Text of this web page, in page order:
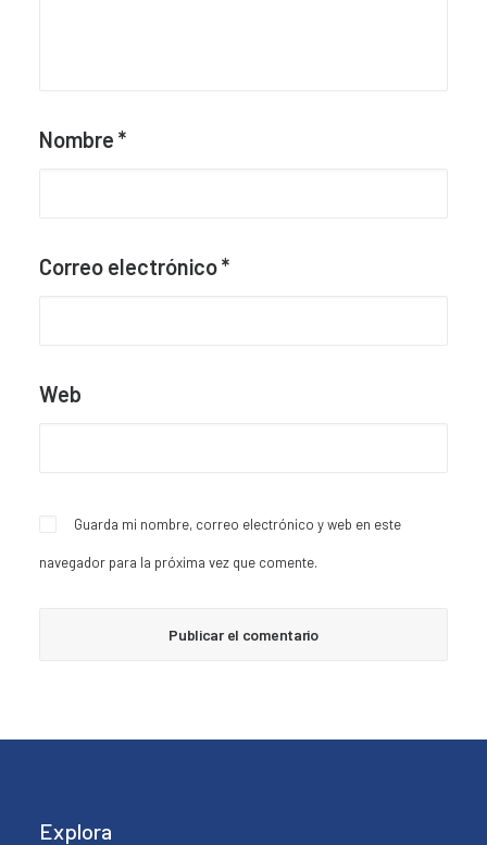
Nombre *
Correo electrónico*
Web
Guarda mi nombre, correo electrónico y web en este
navegador para la próxima vez que comente.
Explora